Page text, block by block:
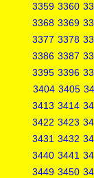
3359 3360
3368 3369
3377 3378
3386 3387
3395 3396
3404 3405
3413 3414
3422 3423
3431 3432
3440 3441
3449 3450